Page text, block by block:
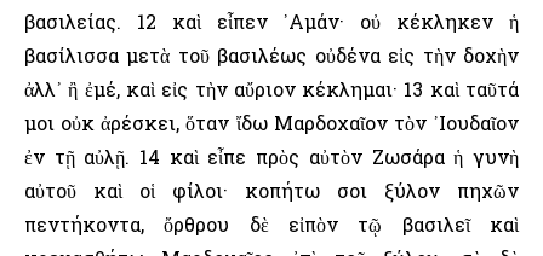
βασιλείας. 12 καὶ εἶπεν ᾿Αμάν· οὐ κέκληκεν ἡ
βασίλισσα μετὰ τοῦ βασιλέως οὐδένα εἰς τὴν δοχὴν
ἀλλ᾿ ἢ ἐμέ, καὶ εἰς τὴν αὔριον κέκλημαι· 13 καὶ ταῦτά
μοι οὐκ ἀρέσκει, ὅταν ἴδω Μαρδοχαῖον τὸν ᾿Ιουδαῖον
ἐν τῇ αὐλῇ. 14 καὶ εἶπε πρὸς αὐτὸν Ζωσάρα ἡ γυνὴ
αὐτοῦ καὶ οἱ φίλοι· κοπήτω σοι ξύλον πηχῶν
πεντήκοντα, ὄρθρου δὲ εἰπὸν τῷ βασιλεῖ καὶ